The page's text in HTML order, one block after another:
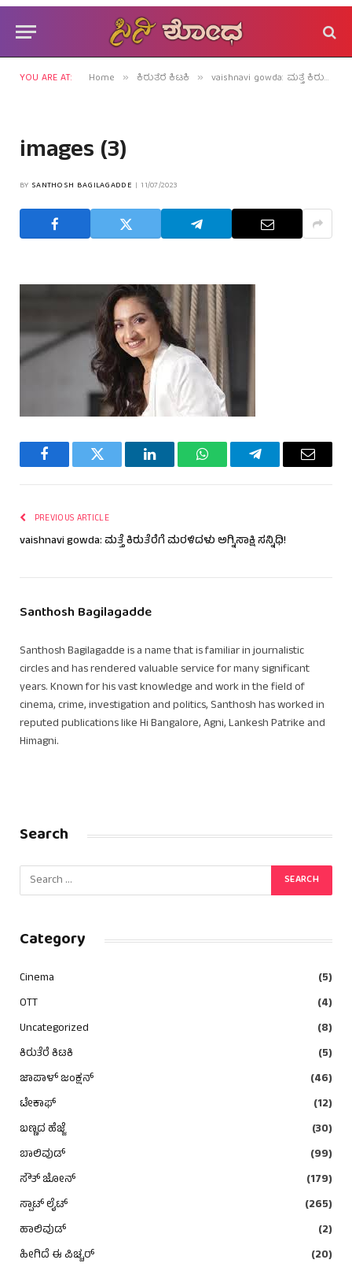
YOU ARE AT: Home » ಕಿರುತೆರೆ ಕಿಟಕಿ » vaishnavi gowda: ಮತ್ತೆ ಕಿರುತೆರೆಗೆ ಮರಳಿದಳು ಅಗ್ನಿಸಾಕ್ಷಿ ಸನ್ನಿಧಿ!
images (3)
BY SANTHOSH BAGILAGADDE 11/07/2023
FacebookTwitter LinkedInWhatsAppTelegramEmail
PREVIOUS ARTICLE
vaishnavi gowda: ಮತ್ತೆ ಕಿರುತೆರೆಗೆ ಮರಳಿದಳು ಅಗ್ನಿಸಾಕ್ಷಿ ಸನ್ನಿಧಿ!
Santhosh Bagilagadde
Santhosh Bagilagadde is a name that is familiar in journalistic
circles and has rendered valuable service for many significant
years. Known for his vast knowledge and work in the field of
cinema, crime, investigation and politics, Santhosh has worked in
reputed publications like Hi Bangalore, Agni, Lankesh Patrike and
Himagni.
Search
Category
Cinema
(5)
OTT
(4)
Uncategorized
(8)
ಕಿರುತೆರೆ ಕಿಟಕಿ
(5)
ಜಾಪಾಳ್ ಜಂಕ್ಷನ್
(46)
ಟೇಕಾಫ್
(12)
ಬಣ್ಣದ ಹೆಜ್ಜೆ
(30)
ಬಾಲಿವುಡ್
(99)
ಸೌತ್ ಜೋನ್
(179)
ಸ್ಪಾಟ್ ಲೈಟ್
(265)
ಹಾಲಿವುಡ್
(2)
ಹೀಗಿದೆ ಈ ಪಿಚ್ಚರ್
(20)